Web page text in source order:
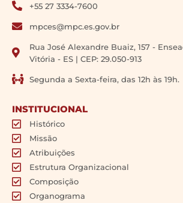
+55 27 3334-7600
mpces@mpc.es.gov.br
Rua José Alexandre Buaiz, 157 -
Vitória - ES | CEP: 29.050-913
Segunda a Sexta-feira, das 12h às 19h.
INSTITUCIONAL
Histórico
Missão
Atribuições
Estrutura Organizacional
Composição
Organograma